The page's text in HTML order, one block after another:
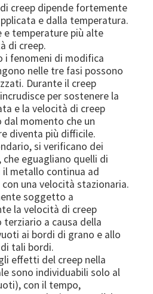
creep dipende fortemente
e dalla temperatura.
e temperature più alte
di creep.
i fenomeni di modifica
nelle tre fasi possono
Durante il creep
per sostenere la
e la velocità di creep
momento che un
diventa più difficile.
si verificano dei
eguagliano quelli di
metallo continua ad
una velocità stazionaria.
soggetto a
la velocità di creep
a causa della
ai bordi di grano e allo
tali bordi.
effetti del creep nella
sono individuabili solo al
con il tempo,